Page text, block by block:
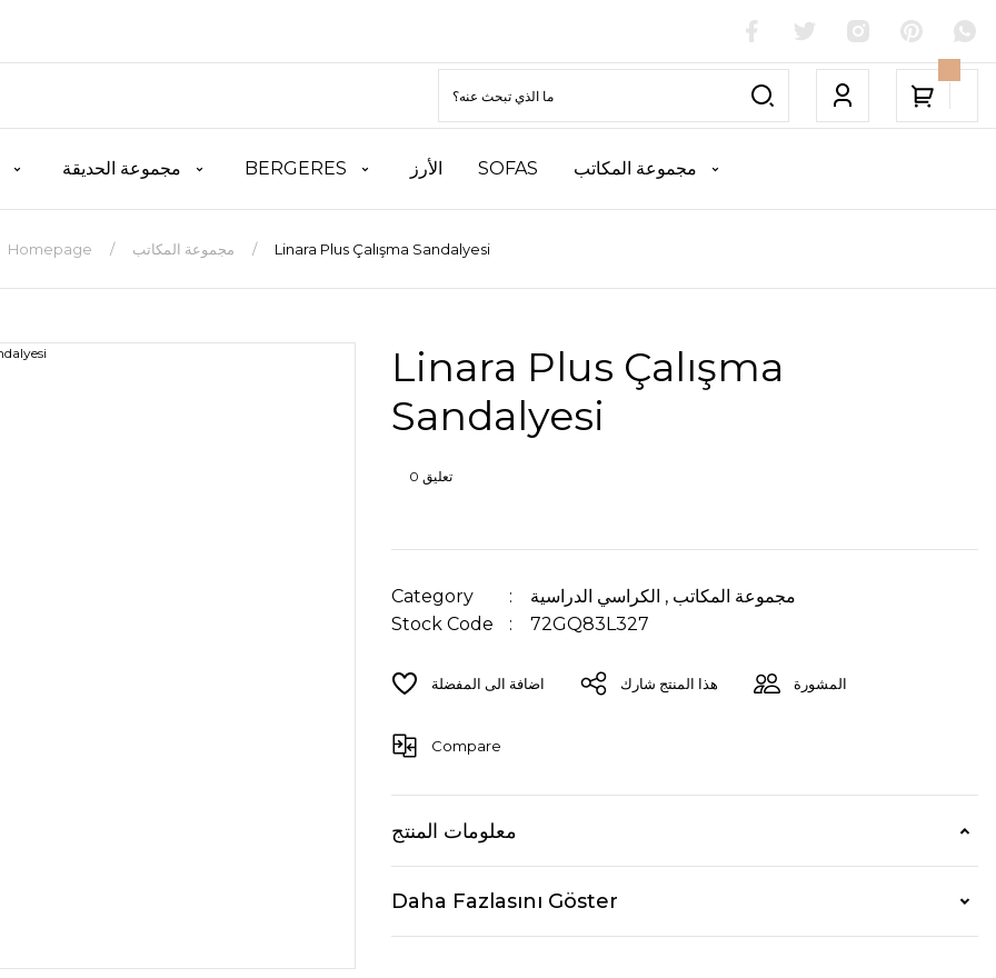
مجموعة الحديقة BERGERES الأرز SOFAS مجموعة المكاتب
Homepage مجموعة المكاتب Linara Plus Çalışma Sandalyesi
Linara Plus Çalışma
Sandalyesi
0 تعليق
Category مجموعة المكاتب , الكراسي الدراسية
Stock Code
72GQ83L327
هذا المنتج شارك المشورة
Compare
معلومات المنتج
Daha Fazlasını Göster